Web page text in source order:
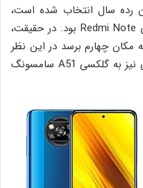
رده سال انتخاب شده است،
عنوانی که پیش از این در دست سری Redmi Note بود. در حقیقت،
چهارم برسد در این نظر
سنجی برسد، رتبه دوم این نظر سنجی نیز به گلکسی A51 سامسونگ